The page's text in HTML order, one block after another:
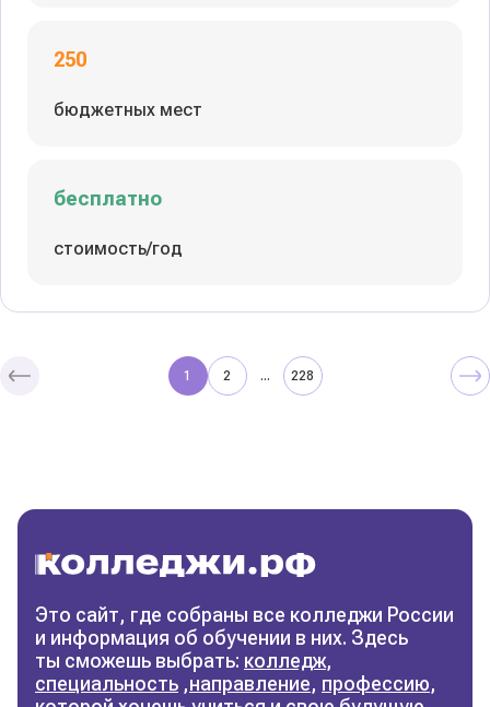
250
бюджетных мест
бесплатно
стоимость/год
колледж
Фильтры
Сбросить фильтры
1 2 ... 228
Это сайт, где собраны все колледжи России
и информация об обучении в них. Здесь
ты сможешь выбрать: колледж,
специальность ,направление, профессию,